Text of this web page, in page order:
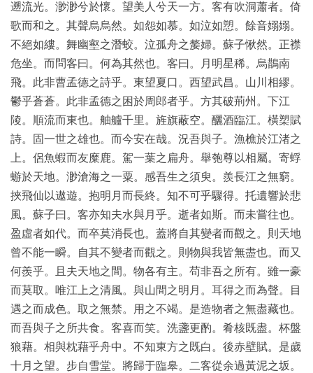
遡流光。渺渺兮於懷。望美人兮天一方。客有吹洞蕭者。倚
歌而和之。其聲烏烏然。如怨如慕。如泣如愬。餘音嫋嫋。
不絕如縷。舞幽壑之潛蛟。泣孤舟之嫠婦。蘇子愀然。正襟
危坐。而問客曰。何為其然也。客曰。月明星稀。烏鵲南
飛。此非曹孟德之詩乎。東望夏口。西望武昌。山川相繆。
鬱乎蒼蒼。此非孟德之困於周郎者乎。方其破荊州。下江
陵。順流而東也。舳艫千里。旌旗蔽空。釃酒臨江。橫槊賦
詩。固一世之雄也。而今安在哉。況吾與子。漁樵於江渚之
上。侶魚蝦而友糜鹿。駕一葉之扁舟。舉匏尊以相屬。寄蜉
蝣於天地。渺滄海之一粟。感吾生之須臾。羨長江之無窮。
挾飛仙以遨遊。抱明月而長終。知不可乎驟得。托遺響於悲
風。蘇子曰。客亦知夫水與月乎。逝者如斯。而未嘗往也。
盈虛者如代。而卒莫消長也。蓋將自其變者而觀之。則天地
曾不能一瞬。自其不變者而觀之。則物與我皆無盡也。而又
何羨乎。且夫天地之間。物各有主。苟非吾之所有。雖一豪
而莫取。唯江上之清風。與山間之明月。耳得之而為聲。目
遇之而成色。取之無禁。用之不竭。是造物者之無盡藏也。
而吾與子之所共食。客喜而笑。洗盞更酌。肴核既盡。杯盤
狼藉。相與枕藉乎舟中。不知東方之既白。後赤壁賦。是歲
十月之望。步自雪堂。將歸于臨皋。二客從余過黃泥之坂。
器
漆
器
珐
琅
玛
瑙
织
品
古
籍
善
本
/
Ancient